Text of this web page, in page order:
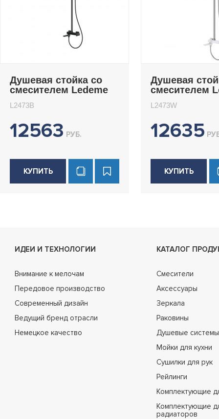
Душевая стойка со
смесителем Ledeme
L2473B
12563 РУБ.
КУПИТЬ
Душевая
смесителем
L2473W
12635
КУПИТЬ
ИДЕИ И ТЕХНОЛОГИИ
Внимание к мелочам
Передовое производство
Современный дизайн
Ведущий бренд отрасли
Немецкое качество
КАТАЛОГ
Смесители
Аксессуары
Зеркала
Раковины
Душевые системы
Мойки для кухни
Сушилки для рук
Рейлинги
Комплектующие
Комплектующие
радиаторов